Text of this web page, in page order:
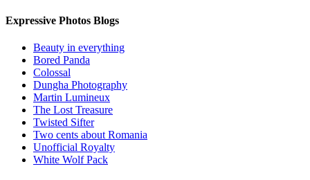
Expressive Photos Blogs
Beauty in everything
Bored Panda
Colossal
Dungha Photography
Martin Lumineux
The Lost Treasure
Twisted Sifter
Two cents about Romania
Unofficial Royalty
White Wolf Pack